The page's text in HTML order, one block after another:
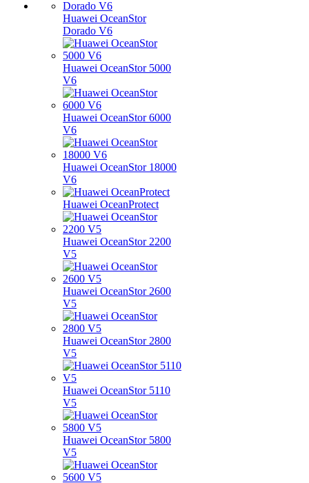
Huawei OceanStor
Dorado V6
Huawei OceanStor 5000
V6
Huawei OceanStor 6000
V6
Huawei OceanStor 18000
V6
Huawei OceanProtect
Huawei OceanStor 2200
V5
Huawei OceanStor 2600
V5
Huawei OceanStor 2800
V5
Huawei OceanStor 5110
V5
Huawei OceanStor 5800
V5